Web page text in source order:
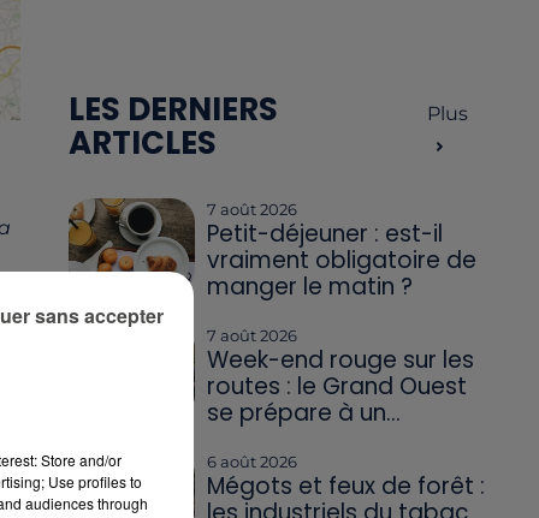
LES DERNIERS
ARTICLES
Plus
7 août 2026
Petit-déjeuner : est-il
vraiment obligatoire de
manger le matin ?
7 août 2026
Week-end rouge sur les
routes : le Grand Ouest
se prépare à un...
6 août 2026
Mégots et feux de forêt :
Store and/or
Use profiles to
audiences through
sans accepter